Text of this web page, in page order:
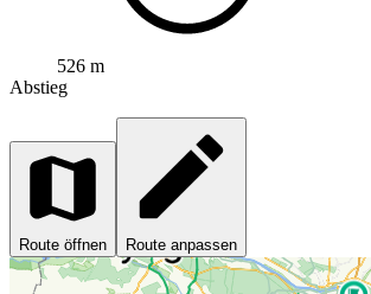
526 m
Abstieg
Route öffnen Route anpassen